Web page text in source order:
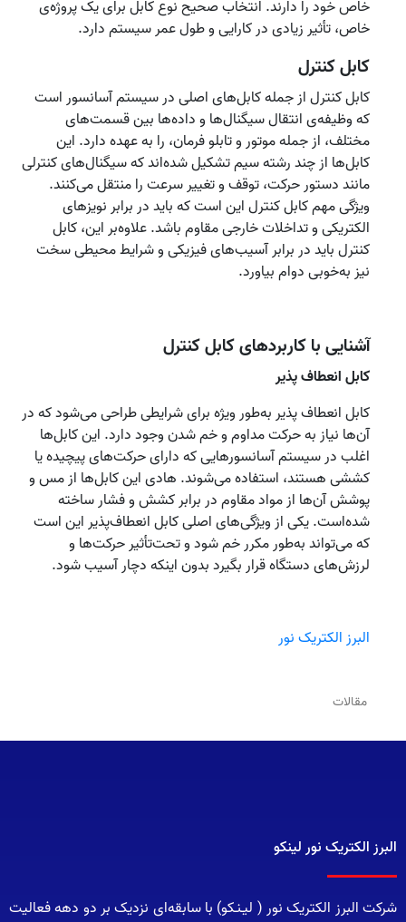
خاص خود را دارند. انتخاب صحیح نوع کابل برای یک پروژه‌ی
خاص، تأثیر زیادی در کارایی و طول عمر سیستم دارد.
کابل کنترل
کابل‌ کنترل از جمله کابل‌های اصلی در سیستم‌ آسانسور است
که وظیفه‌ی انتقال سیگنال‌ها و داده‌ها بین قسمت‌های
مختلف، از جمله موتور و تابلو فرمان، را به عهده دارد. این
کابل‌ها از چند رشته سیم تشکیل شده‌اند که سیگنال‌های کنترلی
مانند دستور حرکت، توقف و تغییر سرعت را منتقل می‌کنند.
ویژگی مهم کابل کنترل این است که باید در برابر نویزهای
الکتریکی و تداخلات خارجی مقاوم باشد. علاوه‌بر این، کابل‌
کنترل باید در برابر آسیب‌های فیزیکی و شرایط محیطی سخت
نیز به‌خوبی دوام بیاورد.
آشنایی با کاربردهای کابل کنترل
کابل انعطاف ‌پذیر
کابل‌ انعطاف‌ پذیر به‌طور ویژه برای شرایطی طراحی می‌شود که در
آن‌ها نیاز به حرکت مداوم و خم شدن وجود دارد. این کابل‌ها
اغلب در سیستم‌ آسانسورهایی که دارای حرکت‌های پیچیده یا
کششی هستند، استفاده می‌شوند. هادی‌ این کابل‌ها از مس و
پوشش آن‌ها از مواد مقاوم در برابر کشش و فشار ساخته
شده‌‌است. یکی از ویژگی‌های اصلی کابل‌ انعطاف‌‌پذیر این است
که می‌تواند به‌طور مکرر خم شود و تحت‌تأثیر حرکت‌ها و
لرزش‌های دستگاه قرار بگیرد بدون اینکه دچار آسیب شود.
البرز الکتریک نور
مقالات
البرز الکتریک نور لینکو
شرکت البرز الکتریک نور ( لیـنـکو) با سابقه‌ای نزدیک بر دو دهه فعالیت